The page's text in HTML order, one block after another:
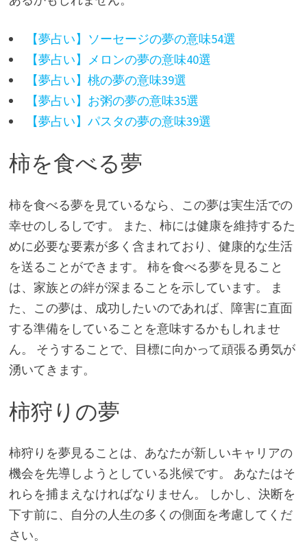
【夢占い】ソーセージの夢の意味54選
【夢占い】メロンの夢の意味40選
【夢占い】桃の夢の意味39選
【夢占い】お粥の夢の意味35選
【夢占い】パスタの夢の意味39選
柿を食べる夢
柿を食べる夢を見ているなら、この夢は実生活での
幸せのしるしです。 また、柿には健康を維持するた
めに必要な要素が多く含まれており、健康的な生活
を送ることができます。 柿を食べる夢を見ること
は、家族との絆が深まることを示しています。 ま
た、この夢は、成功したいのであれば、障害に直面
する準備をしていることを意味するかもしれませ
ん。 そうすることで、目標に向かって頑張る勇気が
湧いてきます。
柿狩りの夢
柿狩りを夢見ることは、あなたが新しいキャリアの
機会を先導しようとしている兆候です。 あなたはそ
れらを捕まえなければなりません。 しかし、決断を
下す前に、自分の人生の多くの側面を考慮してくだ
さい。